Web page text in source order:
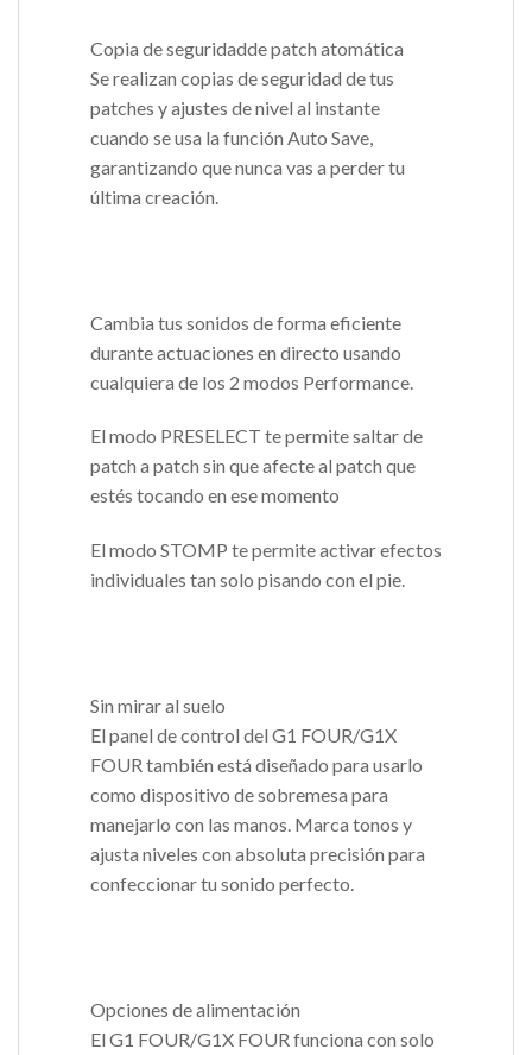
Copia de seguridadde patch atomática
Se realizan copias de seguridad de tus
patches y ajustes de nivel al instante
cuando se usa la función Auto Save,
garantizando que nunca vas a perder tu
última creación.
Cambia tus sonidos de forma eficiente
durante actuaciones en directo usando
cualquiera de los 2 modos Performance.
El modo PRESELECT te permite saltar de
patch a patch sin que afecte al patch que
estés tocando en ese momento
El modo STOMP te permite activar efectos
individuales tan solo pisando con el pie.
Sin mirar al suelo
El panel de control del G1 FOUR/G1X
FOUR también está diseñado para usarlo
como dispositivo de sobremesa para
manejarlo con las manos. Marca tonos y
ajusta niveles con absoluta precisión para
confeccionar tu sonido perfecto.
Opciones de alimentación
El G1 FOUR/G1X FOUR funciona con solo